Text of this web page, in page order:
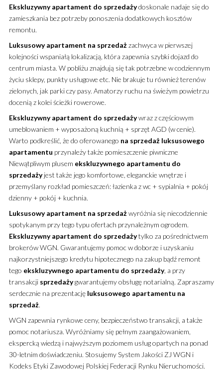
Ekskluzywny apartament do sprzedażydoskonale nadaje się do
zamieszkania bez potrzeby ponoszenia dodatkowych kosztów
remontu.
Luksusowy apartament na sprzedażzachwyca w pierwszej
kolejności wspaniałą lokalizacją, która zapewnia szybki dojazd do
centrum miasta. W pobliżu znajdują się tak potrzebne w codziennym
życiu sklepy, punkty usługowe etc. Nie brakuje tu również terenów
zielonych, jak parki czy pasy. Amatorzy ruchu na świeżym powietrzu
docenią z kolei ścieżki rowerowe.
Ekskluzywny apartament do sprzedażywraz z częściowym
umeblowaniem + wyposażoną kuchnią + sprzęt AGD (w cenie).
Warto podkreślić, że do oferowanego na sprzedaż luksusowego
apartamentu przynależy także pomieszczenie piwniczne
Niewątpliwym plusem ekskluzywnego apartamentu do
sprzedażyjest także jego komfortowe, eleganckie wnętrze i
przemyślany rozkład pomieszczeń: łazienka z wc + sypialnia + pokój
dzienny + pokój + kuchnia.
Luksusowy apartament na sprzedażwyróżnia się niecodziennie
spotykanym przy tego typu ofertach przynależnym ogrodem.
Ekskluzywny apartament do sprzedażytylko za pośrednictwem
brokerów WGN. Gwarantujemy pomoc w doborze i uzyskaniu
najkorzystniejszego kredytu hipotecznego na zakup bądź remont
tego ekskluzywnego apartamentu do sprzedaży, a przy
transakcji sprzedażygwarantujemy obsługę notarialną. Zapraszamy
serdecznie na prezentację luksusowego apartamentu na
sprzedaż.
WGN zapewnia rynkowe ceny, bezpieczeństwo transakcji, a także
pomoc notariusza. Wyróżniamy się pełnym zaangażowaniem,
ekspercką wiedzą i najwyższym poziomem usług opartych na ponad
30-letnim doświadczeniu. Stosujemy System Jakości ZJ WGN i
Kodeks Etyki Zawodowej Polskiej Federacji Rynku Nieruchomości.